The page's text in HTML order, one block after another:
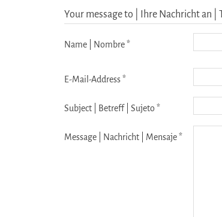
Your message to | Ihre Nachricht an |
Name | Nombre *
E-Mail-Address *
Subject | Betreff | Sujeto *
Message | Nachricht | Mensaje *